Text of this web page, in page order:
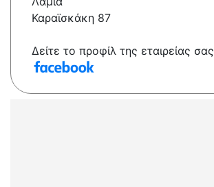
Καραϊσκάκη 87
Δείτε το προφίλ της εταιρείας σας